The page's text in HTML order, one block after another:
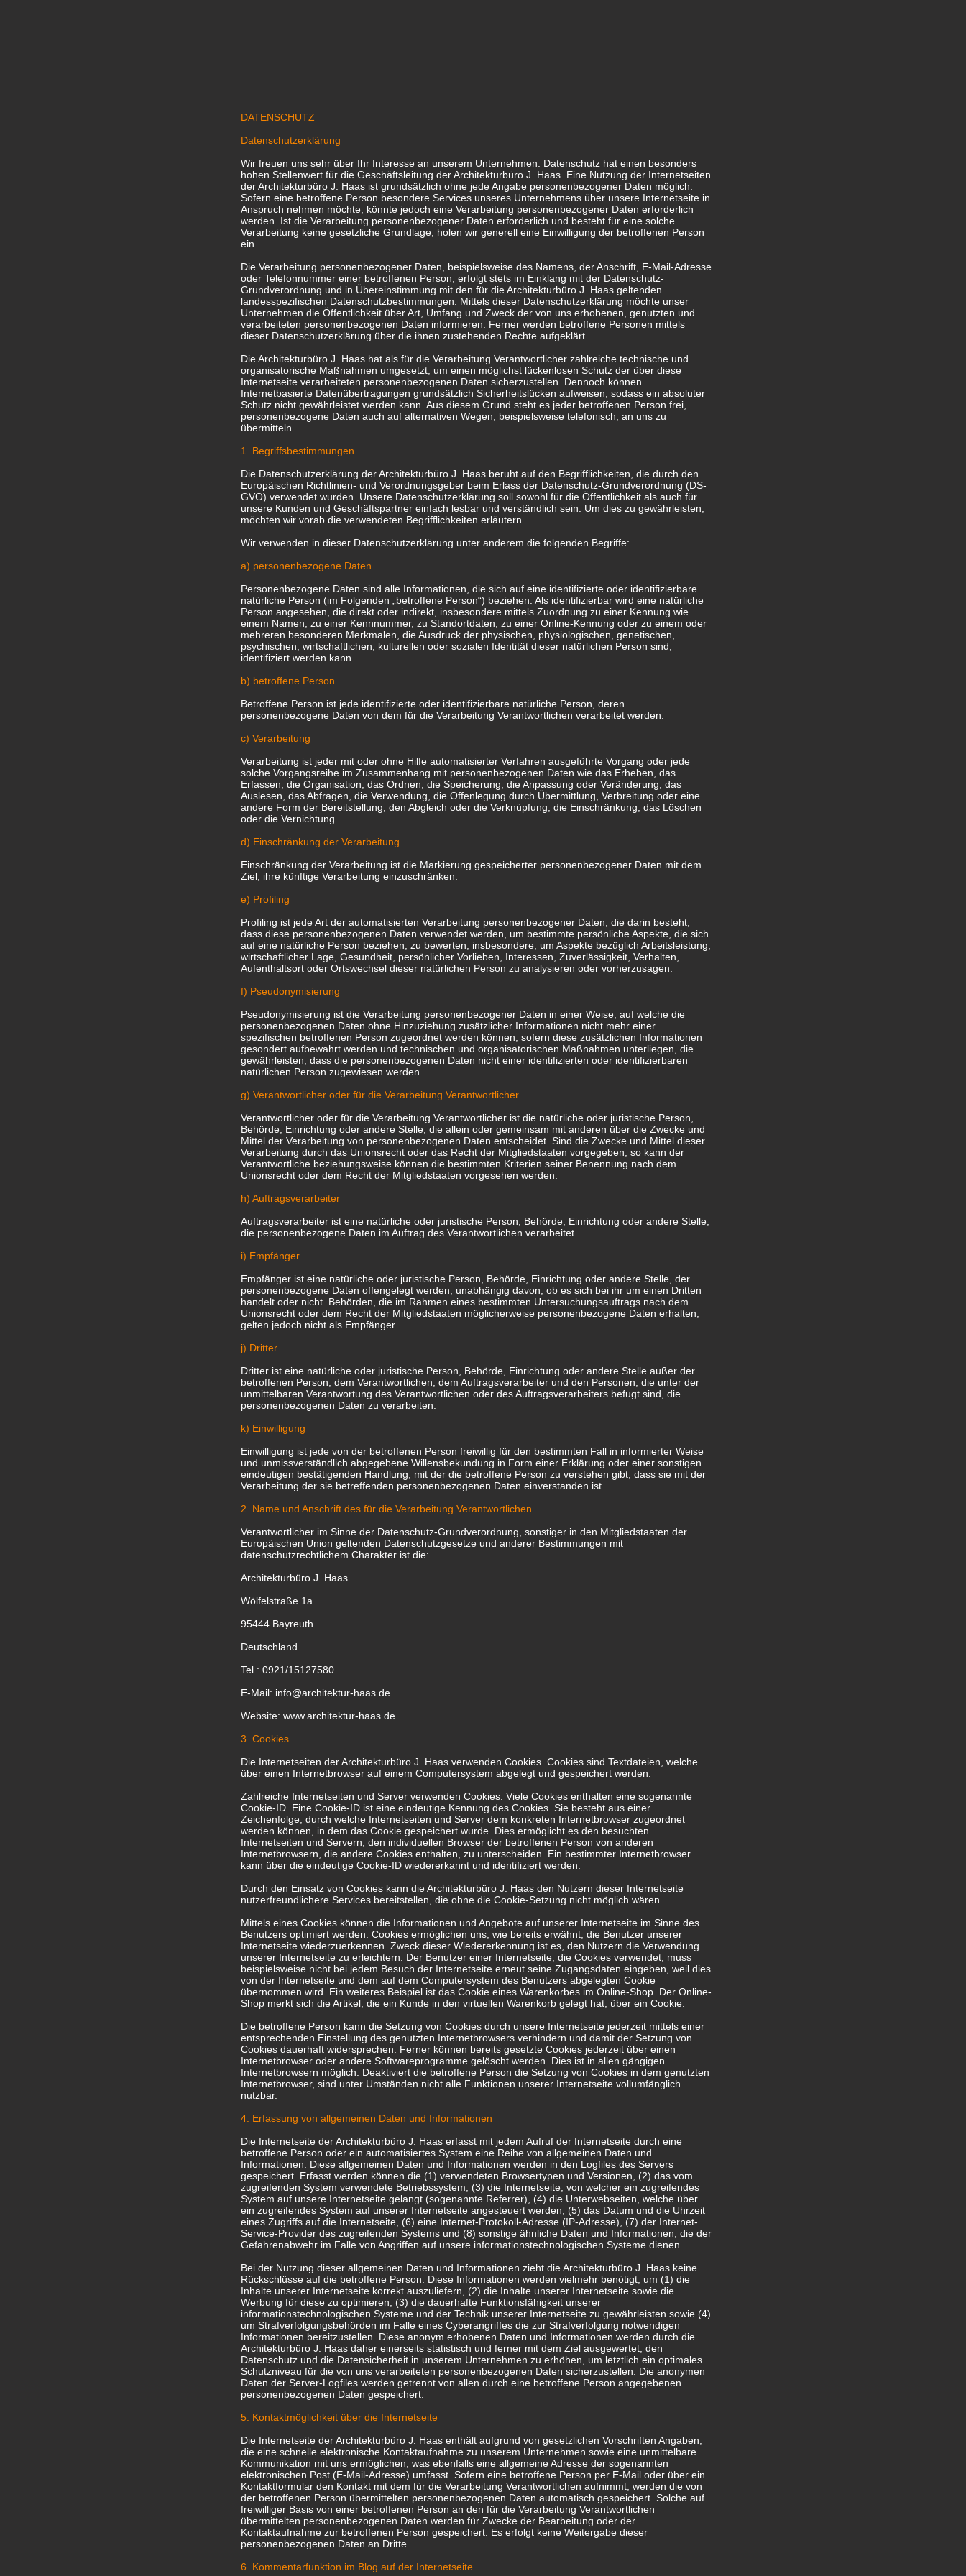
DATENSCHUTZ
Datenschutzerklärung
Wir freuen uns sehr über Ihr Interesse an unserem Unternehmen. Datenschutz hat einen besonders
hohen Stellenwert für die Geschäftsleitung der Architekturbüro J. Haas. Eine Nutzung der Internetseiten
der Architekturbüro J. Haas ist grundsätzlich ohne jede Angabe personenbezogener Daten möglich.
Sofern eine betroffene Person besondere Services unseres Unternehmens über unsere Internetseite in
Anspruch nehmen möchte, könnte jedoch eine Verarbeitung personenbezogener Daten erforderlich
werden. Ist die Verarbeitung personenbezogener Daten erforderlich und besteht für eine solche
Verarbeitung keine gesetzliche Grundlage, holen wir generell eine Einwilligung der betroffenen Person
ein.
Die Verarbeitung personenbezogener Daten, beispielsweise des Namens, der Anschrift, E-Mail-Adresse
oder Telefonnummer einer betroffenen Person, erfolgt stets im Einklang mit der Datenschutz-
Grundverordnung und in Übereinstimmung mit den für die Architekturbüro J. Haas geltenden
landesspezifischen Datenschutzbestimmungen. Mittels dieser Datenschutzerklärung möchte unser
Unternehmen die Öffentlichkeit über Art, Umfang und Zweck der von uns erhobenen, genutzten und
verarbeiteten personenbezogenen Daten informieren. Ferner werden betroffene Personen mittels
dieser Datenschutzerklärung über die ihnen zustehenden Rechte aufgeklärt.
Die Architekturbüro J. Haas hat als für die Verarbeitung Verantwortlicher zahlreiche technische und
organisatorische Maßnahmen umgesetzt, um einen möglichst lückenlosen Schutz der über diese
Internetseite verarbeiteten personenbezogenen Daten sicherzustellen. Dennoch können
Internetbasierte Datenübertragungen grundsätzlich Sicherheitslücken aufweisen, sodass ein absoluter
Schutz nicht gewährleistet werden kann. Aus diesem Grund steht es jeder betroffenen Person frei,
personenbezogene Daten auch auf alternativen Wegen, beispielsweise telefonisch, an uns zu
übermitteln.
1. Begriffsbestimmungen
Die Datenschutzerklärung der Architekturbüro J. Haas beruht auf den Begrifflichkeiten, die durch den
Europäischen Richtlinien- und Verordnungsgeber beim Erlass der Datenschutz-Grundverordnung (DS-
GVO) verwendet wurden. Unsere Datenschutzerklärung soll sowohl für die Öffentlichkeit als auch für
unsere Kunden und Geschäftspartner einfach lesbar und verständlich sein. Um dies zu gewährleisten,
möchten wir vorab die verwendeten Begrifflichkeiten erläutern.
Wir verwenden in dieser Datenschutzerklärung unter anderem die folgenden Begriffe:
a) personenbezogene Daten
Personenbezogene Daten sind alle Informationen, die sich auf eine identifizierte oder identifizierbare
natürliche Person (im Folgenden „betroffene Person“) beziehen. Als identifizierbar wird eine natürliche
Person angesehen, die direkt oder indirekt, insbesondere mittels Zuordnung zu einer Kennung wie
einem Namen, zu einer Kennnummer, zu Standortdaten, zu einer Online-Kennung oder zu einem oder
mehreren besonderen Merkmalen, die Ausdruck der physischen, physiologischen, genetischen,
psychischen, wirtschaftlichen, kulturellen oder sozialen Identität dieser natürlichen Person sind,
identifiziert werden kann.
b) betroffene Person
Betroffene Person ist jede identifizierte oder identifizierbare natürliche Person, deren
personenbezogene Daten von dem für die Verarbeitung Verantwortlichen verarbeitet werden.
c) Verarbeitung
Verarbeitung ist jeder mit oder ohne Hilfe automatisierter Verfahren ausgeführte Vorgang oder jede
solche Vorgangsreihe im Zusammenhang mit personenbezogenen Daten wie das Erheben, das
Erfassen, die Organisation, das Ordnen, die Speicherung, die Anpassung oder Veränderung, das
Auslesen, das Abfragen, die Verwendung, die Offenlegung durch Übermittlung, Verbreitung oder eine
andere Form der Bereitstellung, den Abgleich oder die Verknüpfung, die Einschränkung, das Löschen
oder die Vernichtung.
d) Einschränkung der Verarbeitung
Einschränkung der Verarbeitung ist die Markierung gespeicherter personenbezogener Daten mit dem
Ziel, ihre künftige Verarbeitung einzuschränken.
e) Profiling
Profiling ist jede Art der automatisierten Verarbeitung personenbezogener Daten, die darin besteht,
dass diese personenbezogenen Daten verwendet werden, um bestimmte persönliche Aspekte, die sich
auf eine natürliche Person beziehen, zu bewerten, insbesondere, um Aspekte bezüglich Arbeitsleistung,
wirtschaftlicher Lage, Gesundheit, persönlicher Vorlieben, Interessen, Zuverlässigkeit, Verhalten,
Aufenthaltsort oder Ortswechsel dieser natürlichen Person zu analysieren oder vorherzusagen.
f) Pseudonymisierung
Pseudonymisierung ist die Verarbeitung personenbezogener Daten in einer Weise, auf welche die
personenbezogenen Daten ohne Hinzuziehung zusätzlicher Informationen nicht mehr einer
spezifischen betroffenen Person zugeordnet werden können, sofern diese zusätzlichen Informationen
gesondert aufbewahrt werden und technischen und organisatorischen Maßnahmen unterliegen, die
gewährleisten, dass die personenbezogenen Daten nicht einer identifizierten oder identifizierbaren
natürlichen Person zugewiesen werden.
g) Verantwortlicher oder für die Verarbeitung Verantwortlicher
Verantwortlicher oder für die Verarbeitung Verantwortlicher ist die natürliche oder juristische Person,
Behörde, Einrichtung oder andere Stelle, die allein oder gemeinsam mit anderen über die Zwecke und
Mittel der Verarbeitung von personenbezogenen Daten entscheidet. Sind die Zwecke und Mittel dieser
Verarbeitung durch das Unionsrecht oder das Recht der Mitgliedstaaten vorgegeben, so kann der
Verantwortliche beziehungsweise können die bestimmten Kriterien seiner Benennung nach dem
Unionsrecht oder dem Recht der Mitgliedstaaten vorgesehen werden.
h) Auftragsverarbeiter
Auftragsverarbeiter ist eine natürliche oder juristische Person, Behörde, Einrichtung oder andere Stelle,
die personenbezogene Daten im Auftrag des Verantwortlichen verarbeitet.
i) Empfänger
Empfänger ist eine natürliche oder juristische Person, Behörde, Einrichtung oder andere Stelle, der
personenbezogene Daten offengelegt werden, unabhängig davon, ob es sich bei ihr um einen Dritten
handelt oder nicht. Behörden, die im Rahmen eines bestimmten Untersuchungsauftrags nach dem
Unionsrecht oder dem Recht der Mitgliedstaaten möglicherweise personenbezogene Daten erhalten,
gelten jedoch nicht als Empfänger.
j) Dritter
Dritter ist eine natürliche oder juristische Person, Behörde, Einrichtung oder andere Stelle außer der
betroffenen Person, dem Verantwortlichen, dem Auftragsverarbeiter und den Personen, die unter der
unmittelbaren Verantwortung des Verantwortlichen oder des Auftragsverarbeiters befugt sind, die
personenbezogenen Daten zu verarbeiten.
k) Einwilligung
Einwilligung ist jede von der betroffenen Person freiwillig für den bestimmten Fall in informierter Weise
und unmissverständlich abgegebene Willensbekundung in Form einer Erklärung oder einer sonstigen
eindeutigen bestätigenden Handlung, mit der die betroffene Person zu verstehen gibt, dass sie mit der
Verarbeitung der sie betreffenden personenbezogenen Daten einverstanden ist.
2. Name und Anschrift des für die Verarbeitung Verantwortlichen
Verantwortlicher im Sinne der Datenschutz-Grundverordnung, sonstiger in den Mitgliedstaaten der
Europäischen Union geltenden Datenschutzgesetze und anderer Bestimmungen mit
datenschutzrechtlichem Charakter ist die:
Architekturbüro J. Haas
Wölfelstraße 1a
95444 Bayreuth
Deutschland
Tel.: 0921/15127580
E-Mail: info@architektur-haas.de
Website: www.architektur-haas.de
3. Cookies
Die Internetseiten der Architekturbüro J. Haas verwenden Cookies. Cookies sind Textdateien, welche
über einen Internetbrowser auf einem Computersystem abgelegt und gespeichert werden.
Zahlreiche Internetseiten und Server verwenden Cookies. Viele Cookies enthalten eine sogenannte
Cookie-ID. Eine Cookie-ID ist eine eindeutige Kennung des Cookies. Sie besteht aus einer
Zeichenfolge, durch welche Internetseiten und Server dem konkreten Internetbrowser zugeordnet
werden können, in dem das Cookie gespeichert wurde. Dies ermöglicht es den besuchten
Internetseiten und Servern, den individuellen Browser der betroffenen Person von anderen
Internetbrowsern, die andere Cookies enthalten, zu unterscheiden. Ein bestimmter Internetbrowser
kann über die eindeutige Cookie-ID wiedererkannt und identifiziert werden.
Durch den Einsatz von Cookies kann die Architekturbüro J. Haas den Nutzern dieser Internetseite
nutzerfreundlichere Services bereitstellen, die ohne die Cookie-Setzung nicht möglich wären.
Mittels eines Cookies können die Informationen und Angebote auf unserer Internetseite im Sinne des
Benutzers optimiert werden. Cookies ermöglichen uns, wie bereits erwähnt, die Benutzer unserer
Internetseite wiederzuerkennen. Zweck dieser Wiedererkennung ist es, den Nutzern die Verwendung
unserer Internetseite zu erleichtern. Der Benutzer einer Internetseite, die Cookies verwendet, muss
beispielsweise nicht bei jedem Besuch der Internetseite erneut seine Zugangsdaten eingeben, weil dies
von der Internetseite und dem auf dem Computersystem des Benutzers abgelegten Cookie
übernommen wird. Ein weiteres Beispiel ist das Cookie eines Warenkorbes im Online-Shop. Der Online-
Shop merkt sich die Artikel, die ein Kunde in den virtuellen Warenkorb gelegt hat, über ein Cookie.
Die betroffene Person kann die Setzung von Cookies durch unsere Internetseite jederzeit mittels einer
entsprechenden Einstellung des genutzten Internetbrowsers verhindern und damit der Setzung von
Cookies dauerhaft widersprechen. Ferner können bereits gesetzte Cookies jederzeit über einen
Internetbrowser oder andere Softwareprogramme gelöscht werden. Dies ist in allen gängigen
Internetbrowsern möglich. Deaktiviert die betroffene Person die Setzung von Cookies in dem genutzten
Internetbrowser, sind unter Umständen nicht alle Funktionen unserer Internetseite vollumfänglich
nutzbar.
4. Erfassung von allgemeinen Daten und Informationen
Die Internetseite der Architekturbüro J. Haas erfasst mit jedem Aufruf der Internetseite durch eine
betroffene Person oder ein automatisiertes System eine Reihe von allgemeinen Daten und
Informationen. Diese allgemeinen Daten und Informationen werden in den Logfiles des Servers
gespeichert. Erfasst werden können die (1) verwendeten Browsertypen und Versionen, (2) das vom
zugreifenden System verwendete Betriebssystem, (3) die Internetseite, von welcher ein zugreifendes
System auf unsere Internetseite gelangt (sogenannte Referrer), (4) die Unterwebseiten, welche über
ein zugreifendes System auf unserer Internetseite angesteuert werden, (5) das Datum und die Uhrzeit
eines Zugriffs auf die Internetseite, (6) eine Internet-Protokoll-Adresse (IP-Adresse), (7) der Internet-
Service-Provider des zugreifenden Systems und (8) sonstige ähnliche Daten und Informationen, die der
Gefahrenabwehr im Falle von Angriffen auf unsere informationstechnologischen Systeme dienen.
Bei der Nutzung dieser allgemeinen Daten und Informationen zieht die Architekturbüro J. Haas keine
Rückschlüsse auf die betroffene Person. Diese Informationen werden vielmehr benötigt, um (1) die
Inhalte unserer Internetseite korrekt auszuliefern, (2) die Inhalte unserer Internetseite sowie die
Werbung für diese zu optimieren, (3) die dauerhafte Funktionsfähigkeit unserer
informationstechnologischen Systeme und der Technik unserer Internetseite zu gewährleisten sowie (4)
um Strafverfolgungsbehörden im Falle eines Cyberangriffes die zur Strafverfolgung notwendigen
Informationen bereitzustellen. Diese anonym erhobenen Daten und Informationen werden durch die
Architekturbüro J. Haas daher einerseits statistisch und ferner mit dem Ziel ausgewertet, den
Datenschutz und die Datensicherheit in unserem Unternehmen zu erhöhen, um letztlich ein optimales
Schutzniveau für die von uns verarbeiteten personenbezogenen Daten sicherzustellen. Die anonymen
Daten der Server-Logfiles werden getrennt von allen durch eine betroffene Person angegebenen
personenbezogenen Daten gespeichert.
5. Kontaktmöglichkeit über die Internetseite
Die Internetseite der Architekturbüro J. Haas enthält aufgrund von gesetzlichen Vorschriften Angaben,
die eine schnelle elektronische Kontaktaufnahme zu unserem Unternehmen sowie eine unmittelbare
Kommunikation mit uns ermöglichen, was ebenfalls eine allgemeine Adresse der sogenannten
elektronischen Post (E-Mail-Adresse) umfasst. Sofern eine betroffene Person per E-Mail oder über ein
Kontaktformular den Kontakt mit dem für die Verarbeitung Verantwortlichen aufnimmt, werden die von
der betroffenen Person übermittelten personenbezogenen Daten automatisch gespeichert. Solche auf
freiwilliger Basis von einer betroffenen Person an den für die Verarbeitung Verantwortlichen
übermittelten personenbezogenen Daten werden für Zwecke der Bearbeitung oder der
Kontaktaufnahme zur betroffenen Person gespeichert. Es erfolgt keine Weitergabe dieser
personenbezogenen Daten an Dritte.
6. Kommentarfunktion im Blog auf der Internetseite